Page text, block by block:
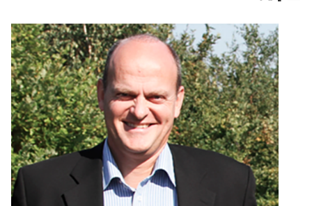
Selve haven er ligeledes anlagt på en måde, så man næsten ikke kan vente
med at tage den i brug og hygge løs. Her er nemlig masser af skønne
terrasser og pletter at nyde solen på, i orangeriet kan du lade de grønne
fingre få frit spil, og der er i det hele taget bare noget kønt og grønt at kigge
på over det hele.
Gistrup byder på et spændende handelsliv med egen slagter, bager,
supermarkeder m.v. Derudover vil du opleve en by med et spændende
forenings- og kulturliv. Vil du gå til spejder, gymnastik, motionscenter, fodbold
eller golf - så har Gistrup det hele. Ud over et væld af foreninger, har byen
stor og god skole, flere børnehaver og dagplejepladser. Gistrup vil I